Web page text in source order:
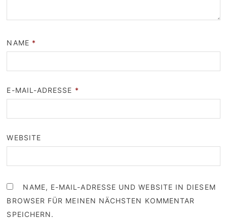
NAME *
E-MAIL-ADRESSE *
WEBSITE
NAME, E-MAIL-ADRESSE UND WEBSITE IN DIESEM
BROWSER FÜR MEINEN NÄCHSTEN KOMMENTAR
SPEICHERN.